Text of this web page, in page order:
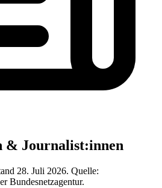
& Journalist:innen
28. Juli 2026. Quelle:
Bundesnetzagentur.